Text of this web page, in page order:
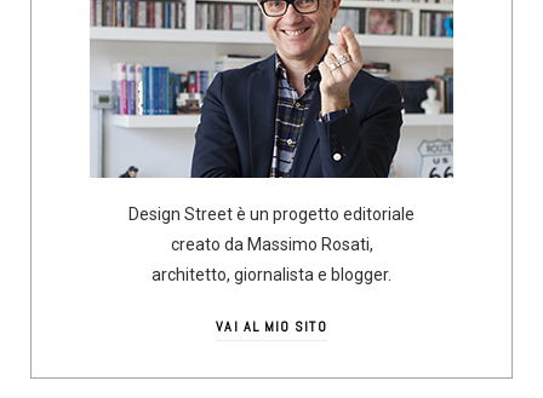
Design Street è un progetto editoriale
creato da Massimo Rosati,
architetto, giornalista e blogger.
VAI AL MIO SITO